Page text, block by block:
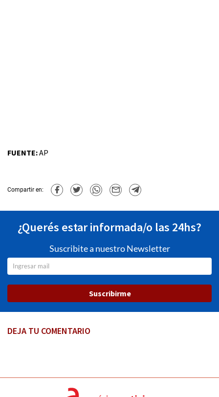
FUENTE:AP
Compartir en:
¿Querés estar informada/o las 24hs?
Suscribite a nuestro Newsletter
Suscribirme
DEJA TU COMENTARIO